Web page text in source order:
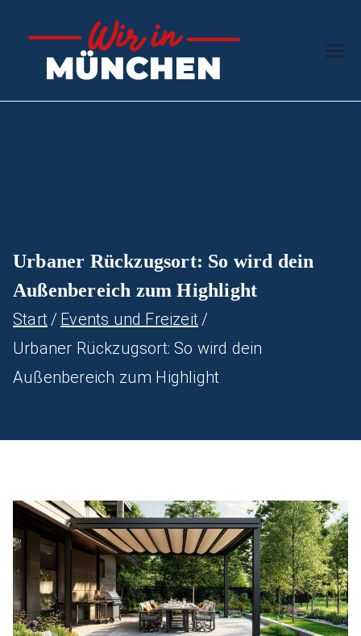
Inhalt
springen
Münc
Urbaner Rückzugsort: So wird dein
Außenbereich zum Highlight
Start
Events und Freizeit
Urbaner Rückzugsort: So wird dein
Außenbereich zum Highlight